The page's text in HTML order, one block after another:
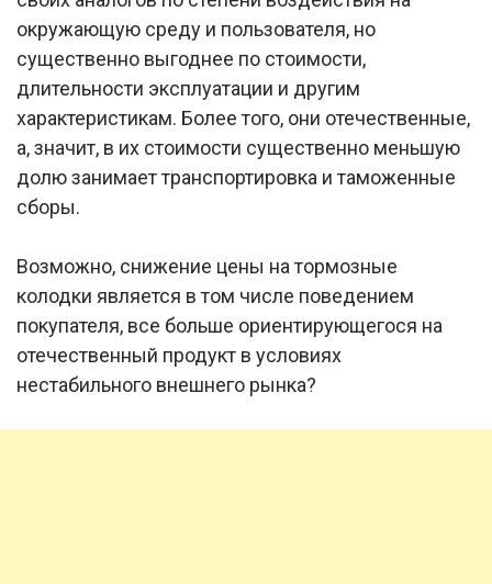
окружающую среду и пользователя, но
существенно выгоднее по стоимости,
длительности эксплуатации и другим
характеристикам. Более того, они отечественные,
а, значит, в их стоимости существенно меньшую
долю занимает транспортировка и таможенные
сборы.
Возможно, снижение цены на тормозные
колодки является в том числе поведением
покупателя, все больше ориентирующегося на
отечественный продукт в условиях
нестабильного внешнего рынка?